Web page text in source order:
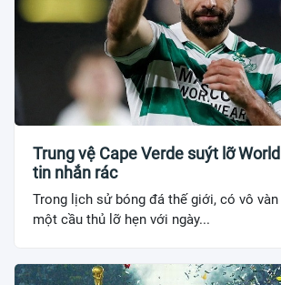
Trung vệ Cape Verde suýt lỡ
tin nhắn rác
Trong lịch sử bóng đá thế giới, có vô
một cầu thủ lỡ hẹn với ngày...